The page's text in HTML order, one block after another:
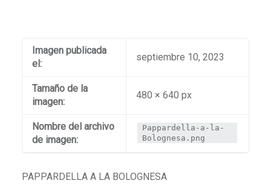
Imagen publicada
el:
septiembre 10, 2023
Tamaño de la
imagen:
480 × 640 px
Nombre del archivo
de imagen:
Pappardella-a-la-
Bolognesa.png
PAPPARDELLA A LA BOLOGNESA